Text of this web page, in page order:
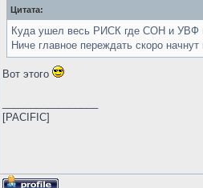
Цитата:
Куда ушел весь РИСК где СОН и УВФ
Ниче главное переждать скоро
Вот этого
[PACIFIC]